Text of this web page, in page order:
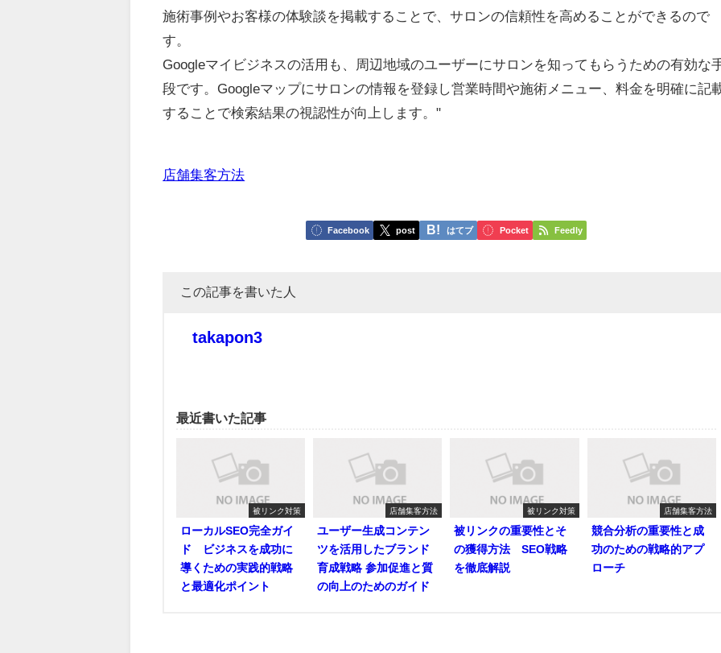
施術事例やお客様の体験談を掲載することで、サロンの信頼性を高めることができるので
す。
Googleマイビジネスの活用も、周辺地域のユーザーにサロンを知ってもらうための有効な
段です。Googleマップにサロンの情報を登録し営業時間や施術メニュー、料金を明確に記
することで検索結果の視認性が向上します。"
店舗集客方法
Facebook post はてブ Pocket Feedly
この記事を書いた人
takapon3
最近書いた記事
被リンク対策
ローカルSEO完全ガイ
ド ビジネスを成功に
導くための実践的戦略
と最適化ポイント
店舗集客方法
ユーザー生成コンテン
ツを活用したブランド
育成戦略 参加促進と質
の向上のためのガイド
被リンク対策
被リンクの重要性とそ
の獲得方法 SEO戦略
を徹底解説
店舗集客方法
競合分析の重要性と成
功のための戦略的アプ
ローチ